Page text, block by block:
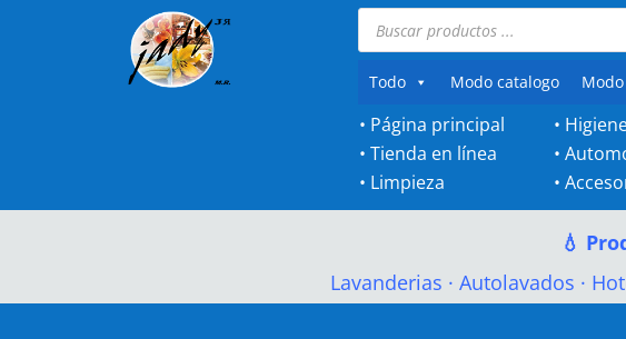
Búsqueda
productos
Todo
Modo catalogo
• Página principal
•Tienda en línea
• Limpieza
•
•
•
💧
Lavanderias · Autolavados ·